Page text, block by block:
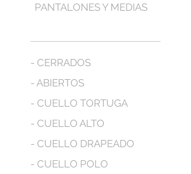
PANTALONES Y MEDIAS
- CERRADOS
- ABIERTOS
- CUELLO TORTUGA
- CUELLO ALTO
- CUELLO DRAPEADO
- CUELLO POLO